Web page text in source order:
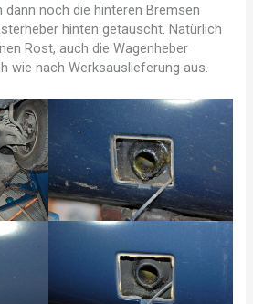
dann noch die hinteren Bremsen
hinten getauscht. Natürlich
Rost, auch die Wagenheber
wie nach Werksauslieferung aus.